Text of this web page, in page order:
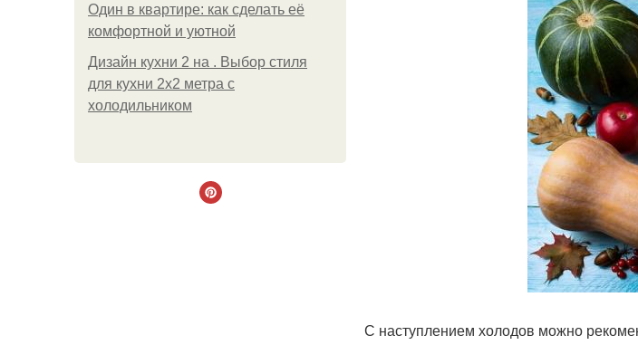
Один в квартире: как сделать её
комфортной и уютной
Дизайн кухни 2 на . Выбор стиля
для кухни 2х2 метра с
холодильником
С наступлением холодов можно